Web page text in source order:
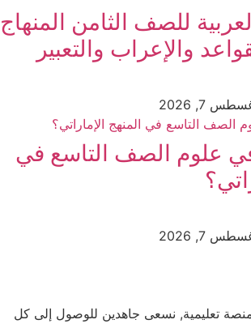
للصف الثامن المنهاج
والإعراب والتعبير
7, 2026
علوم الصف التاسع في
7, 2026
تعليمية, نسعى جاهدين للوصول إلى كل